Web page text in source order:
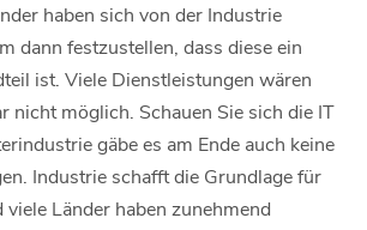
haben sich von der Industrie
dann festzustellen, dass diese ein
ist. Viele Dienstleistungen wären
nicht möglich. Schauen Sie sich die IT
gäbe es am Ende auch keine
Industrie schafft die Grundlage für
viele Länder haben zunehmend